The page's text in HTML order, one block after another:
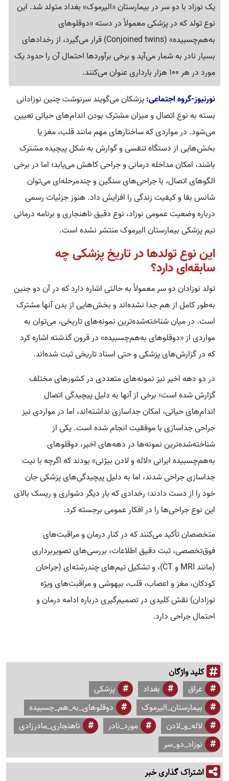
یک نوزاد با دو سر در بیمارستان «الیرموک» بغداد متولد شد. این
نوع تولد که در پزشکی معمولاً در دسته «دوقلوهای
به‌هم‌چسبیده» (Conjoined twins) قرار می‌گیرد، از رخدادهای
بسیار نادر به شمار می‌آید و برخی برآوردها احتمال آن را حدود یک
مورد در هر 100 هزار بارداری عنوان می‌کنند.
نورنیوز-گروه اجتماعی:پزشکان می‌گویند سرنوشت چنین نوزادانی
بسته به نوع اتصال و میزان مشترک بودن اندام‌های حیاتی تعیین
می‌شود. در مواردی که ساختارهای مهم مانند قلب، مغز یا
بخش‌هایی از دستگاه تنفسی و گوارش به شکل پیچیده مشترک
باشند، امکان مداخله درمانی و جراحی کاهش می‌یابد؛ اما در برخی
الگوهای اتصال، با جراحی‌های سنگین و چندمرحله‌ای می‌توان
شانس بقا و کیفیت زندگی را افزایش داد. هنوز جزئیات رسمی
درباره وضعیت عمومی نوزاد، نوع دقیق ناهنجاری و برنامه درمانی
تیم پزشکی بیمارستان الیرموک منتشر نشده است.
این نوع تولدها در تاریخ پزشکی چه
سابقه‌ای دارد؟
تولد نوزادان دو سر معمولاً به حالتی اشاره دارد که در آن دو جنین
به‌طور کامل از هم جدا نشده‌اند و بخش‌هایی از بدن آنها مشترک
است. در میان شناخته‌شده‌ترین نمونه‌های تاریخی، می‌توان به
مواردی از «دوقلوهای به‌هم‌چسبیده» در قرون گذشته اشاره کرد
که در گزارش‌های پزشکی و حتی اسناد تاریخی ثبت شده‌اند.
در دو دهه اخیر نیز نمونه‌های متعددی در کشورهای مختلف
گزارش شده است؛ برخی از آنها به دلیل پیچیدگی اتصال
اندام‌های حیاتی، امکان جداسازی نداشته‌اند، اما در مواردی نیز
جراحی جداسازی با موفقیت انجام شده است. یکی از
شناخته‌شده‌ترین نمونه‌ها در دهه‌های اخیر، دوقلوهای
به‌هم‌چسبیده ایرانی «لاله و لادن بیژنی» بودند که اگرچه با نیت
جداسازی جراحی شدند، اما به دلیل پیچیدگی‌های پزشکی جان
خود را از دست دادند؛ رخدادی که بار دیگر دشواری و ریسک بالای
این نوع جراحی‌ها را در افکار عمومی برجسته کرد.
متخصصان تأکید می‌کنند که در کنار درمان و مراقبت‌های
فوق‌تخصصی، ثبت دقیق اطلاعات، بررسی‌های تصویربرداری
(مانند MRI و CT)، و تشکیل تیم‌های چندرشته‌ای (جراحان
کودکان، مغز و اعصاب، قلب، بیهوشی و مراقبت‌های ویژه
نوزادان) نقش کلیدی در تصمیم‌گیری درباره ادامه درمان و
احتمال جراحی دارد.
کلید واژگان
عراق بغداد
پزشکی
بیمارستان_الیرموک
دوقلوهای_به_هم_چسبیده
لاله_و_لادن
مورد_نادر
ناهنجاری_مادرزادی
نوزاد_دو_سر
اشتراک گذاری خبر